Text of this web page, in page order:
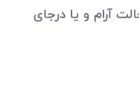
آرام و یا درجای